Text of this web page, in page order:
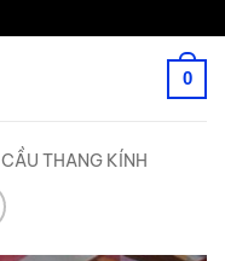
0
CẦU THANG KÍNH